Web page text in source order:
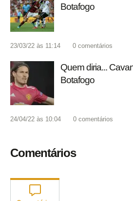
Botafogo
23/03/22 às 11:14 0 comentários
Quem diria...
Botafogo
24/04/22 às 10:04 0 comentários
Comentários